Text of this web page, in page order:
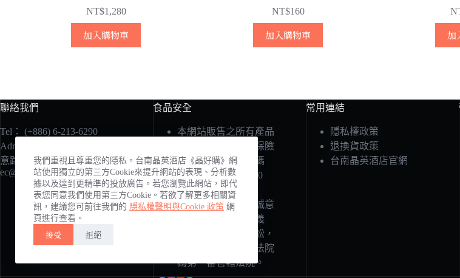
我們重視且尊重您的隱私。台南晶英酒店《晶好購》網
站使用獨立的第三方Cookie來提升網站的表現、分析數
據以及達到更精準的投放廣告。若您瀏覽此網站，即代
表您同意我們使用第三方Cookie。若欲了解更多相關資
訊，建議您可前往我們的 隱私權聲明與Cookie 政策 網
頁進行查看。
接受 拒絕
NT$1,280
加入購物車
NT$160
加入購物車 加
聯絡我們
Tel： (+886) 6-213-6290
Adress：700台南市中西區和
意路1號
ec@silksplace-tainan.com.tw
食品安全
本網站販售之所有產品
責任險由國泰產物保險
承保在案：保單號碼
1503字第12PD04990
號。
本公司將以最大之誠意
履行應盡之責任與義
務，若因紛爭而訴訟，
將以臺灣臺南地方法院
為第一審管轄法院。
常用連結
隱私權政策
退換貨政策
台南晶英酒店官網